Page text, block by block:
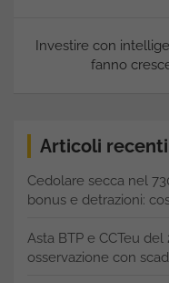
Investire con
fanno
Articoli recenti
Cedolare secca nel
bonus e detrazioni:
Asta BTP e CCTeu
osservazione con